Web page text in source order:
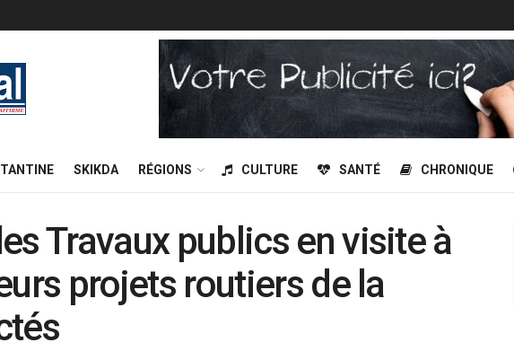
SKIKDA RÉGIONS CULTURE SANTÉ CHRONIQUE
Travaux publics en visite à
projets routiers de la